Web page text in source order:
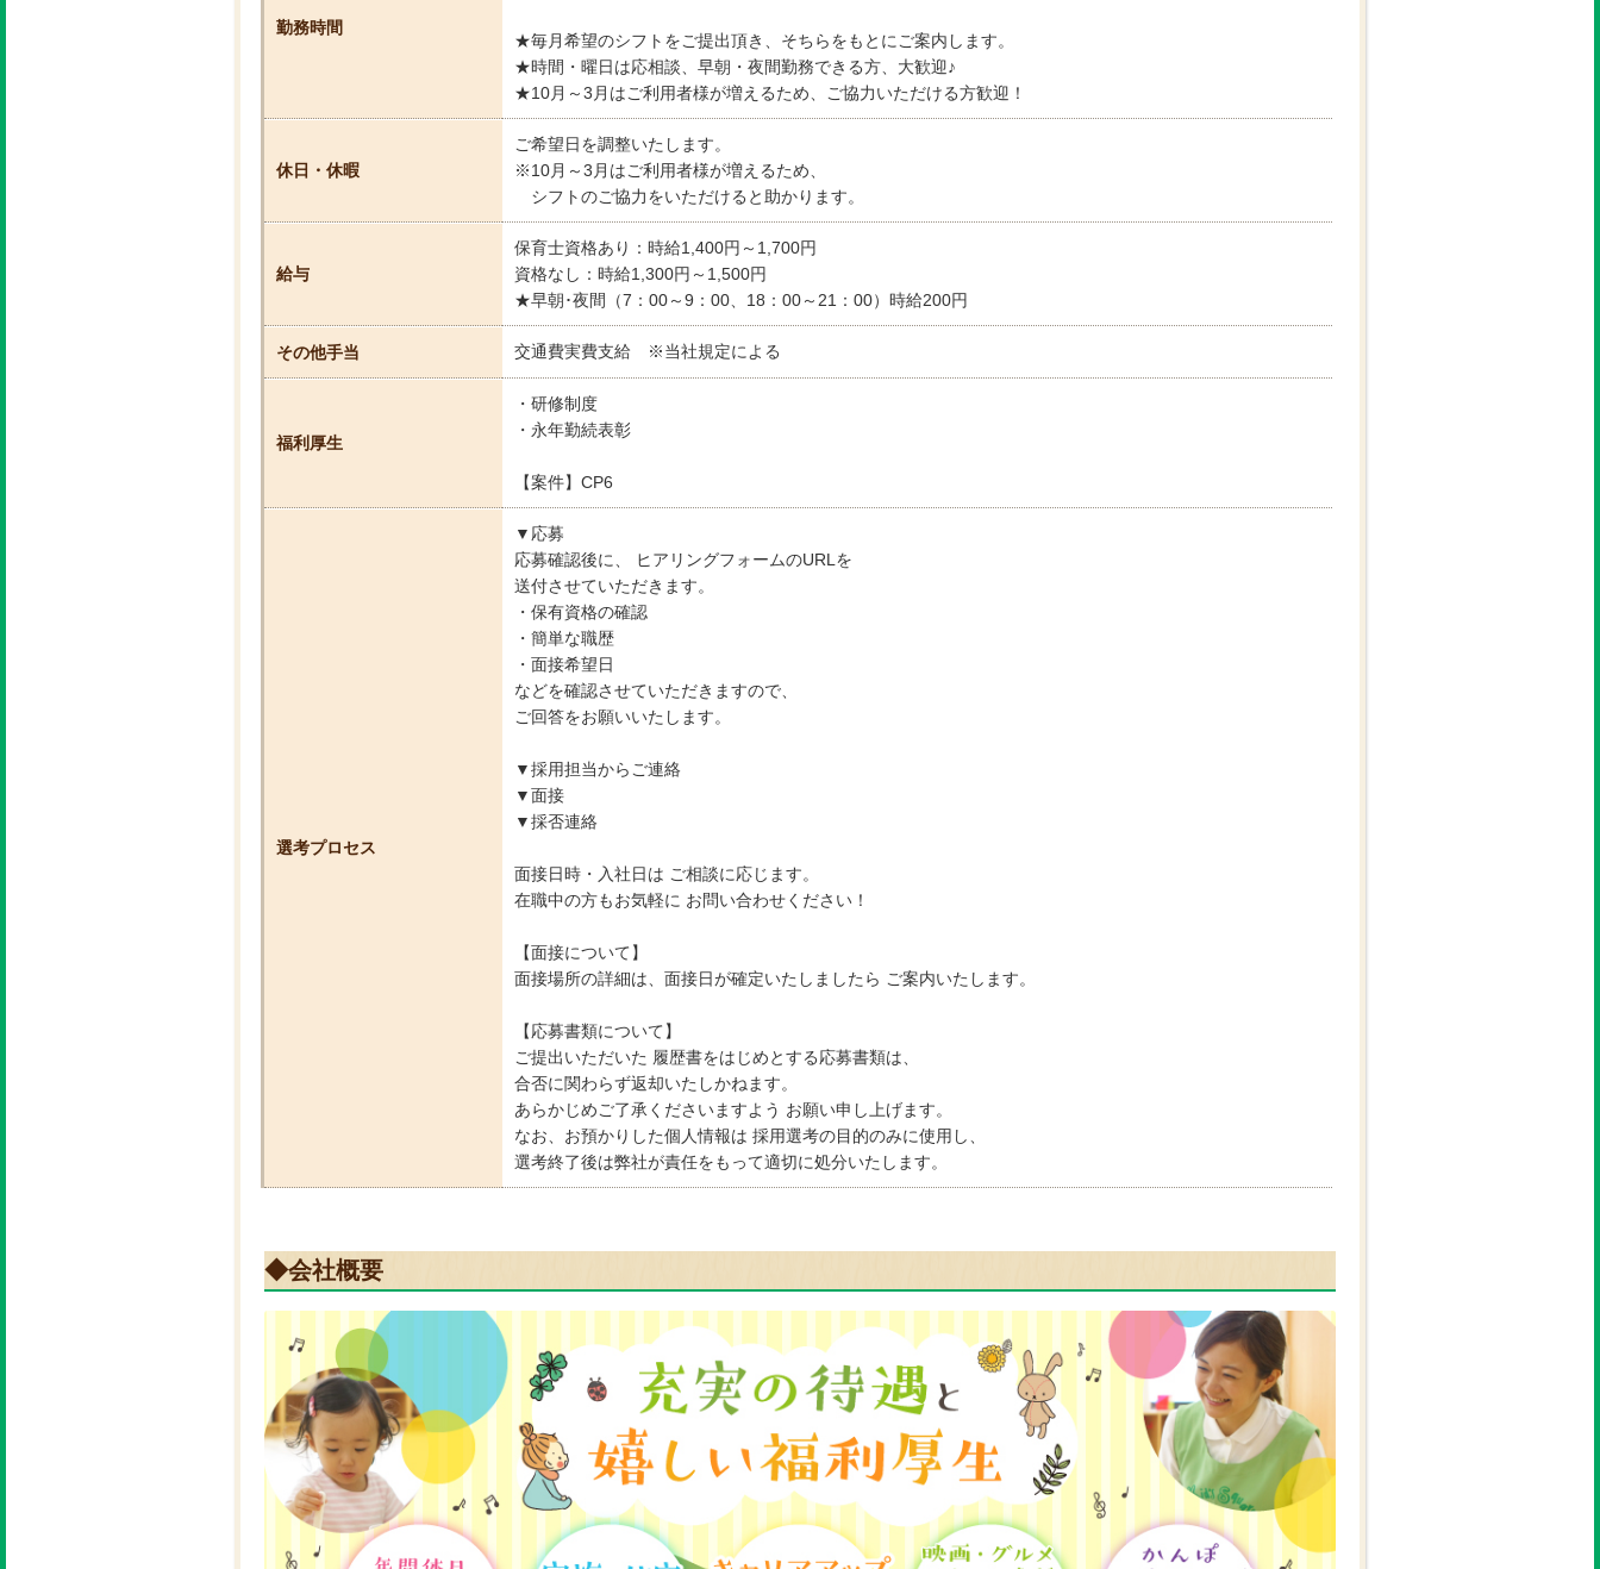
勤務時間
★毎月希望のシフトをご提出頂き、そちらをもとにご案内します。
★時間・曜日は応相談、早朝・夜間勤務できる方、大歓迎♪
★10月～3月はご利用者様が増えるため、ご協力いただける方歓迎！
休日・休暇
ご希望日を調整いたします。
※10月～3月はご利用者様が増えるため、
シフトのご協力をいただけると助かります。
給与
保育士資格あり：時給1,400円～1,700円
資格なし：時給1,300円～1,500円
★早朝･夜間（7：00～9：00、18：00～21：00）時給200円
その他手当 交通費実費支給 ※当社規定による
福利厚生
・研修制度
・永年勤続表彰
【案件】CP6
選考プロセス
▼応募
応募確認後に、 ヒアリングフォームのURLを
送付させていただきます。
・保有資格の確認
・簡単な職歴
・面接希望日
などを確認させていただきますので、
ご回答をお願いいたします。
▼採用担当からご連絡
▼面接
▼採否連絡
面接日時・入社日は ご相談に応じます。
在職中の方もお気軽に お問い合わせください！
【面接について】
面接場所の詳細は、面接日が確定いたしましたら ご案内いたします。
【応募書類について】
ご提出いただいた 履歴書をはじめとする応募書類は、
合否に関わらず返却いたしかねます。
あらかじめご了承くださいますよう お願い申し上げます。
なお、お預かりした個人情報は 採用選考の目的のみに使用し、
選考終了後は弊社が責任をもって適切に処分いたします。
◆会社概要